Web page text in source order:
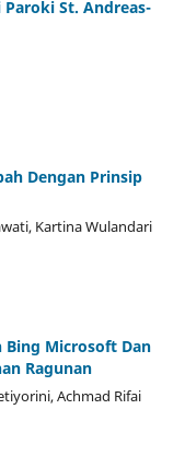
Paroki St. Andreas-
Dengan Prinsip
Kartina Wulandari
Microsoft Dan
Ragunan
Achmad Rifai